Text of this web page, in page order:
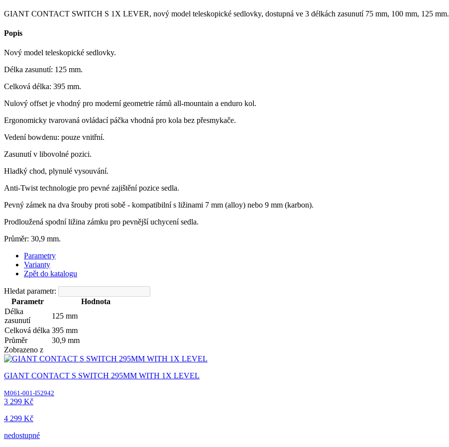
GIANT CONTACT SWITCH S 1X LEVER, nový model teleskopické sedlovky, dostupná ve 3 délkách zasunutí 75 mm, 100 mm, 125 mm.
Popis
Nový model teleskopické sedlovky.
Délka zasunutí: 125 mm.
Celková délka: 395 mm.
Nulový offset je vhodný pro moderní geometrie rámů all-mountain a enduro kol.
Ergonomicky tvarovaná ovládací páčka vhodná pro kola bez přesmykače.
Vedení bowdenu: pouze vnitřní.
Zasunutí v libovolné pozici.
Hladký chod, plynulé vysouvání.
Anti-Twist technologie pro pevné zajištění pozice sedla.
Pevný zámek na dva šrouby proti sobě - kompatibilní s ližinami 7 mm (alloy) nebo 9 mm (karbon).
Prodloužená spodní ližina zámku pro pevnější uchycení sedla.
Průměr: 30,9 mm.
Parametry
Varianty
Zpět do katalogu
Hledat parametr:
Parametr
Hodnota
Délka
zasunutí
125 mm
Celková délka 395 mm
Průměr
30,9 mm
Zobrazeno z
GIANT CONTACT S SWITCH 295MM WITH 1X LEVEL
M061-001-I52942
3 299 Kč
4 299 Kč
nedostupné